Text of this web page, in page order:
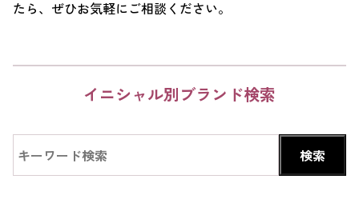
たら、ぜひお気軽にご相談ください。
イニシャル別ブランド検索